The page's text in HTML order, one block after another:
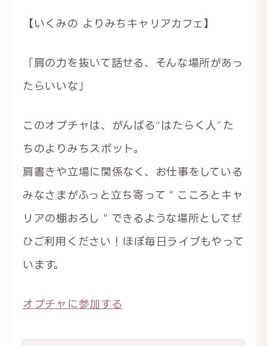
【いくみの よりみちキャリアカフェ】
「肩の力を抜いて話せる、そんな場所があっ
たらいいな」
このオプチャは、がんばる“はたらく人”た
ちのよりみちスポット。
肩書きや立場に関係なく、お仕事をしている
みなさまがふっと立ち寄って＂こころとキャ
リアの棚おろし＂できるような場所としてぜ
ひご利用ください！ほぼ毎日ライブもやって
います。
オプチャに参加する